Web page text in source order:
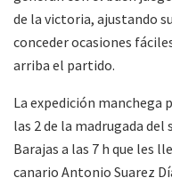
de la victoria, ajustando
conceder ocasiones
arriba el partido.
La expedición
las 2 de la madrugada del
Barajas a las 7 h que les
canario Antonio Suarez